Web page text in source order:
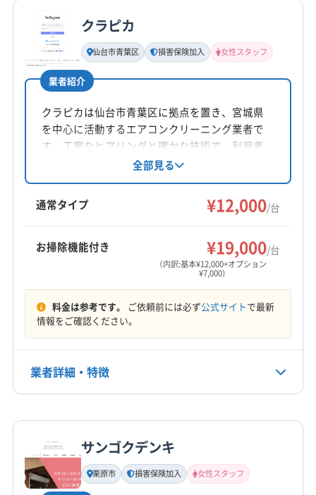
クラピカ
仙台市青葉区 損害保険加入 女性スタッフ
業者紹介
クラピカは仙台市青葉区に拠点を置き、宮城県
を中心に活動するエアコンクリーニング業者で
す。丁寧なヒアリングと確かな技術で、利用者
の生活環境を快適にすることを目指していま
す。2台目以降の割引や抗菌コート、女性スタッ
フ同行可能など、サービスも充実しています。
全部見る
通常タイプ ¥12,000/台
お掃除機能付き ¥19,000/台
（内訳:基本¥12,000+オプション
¥7,000）
料金は参考です。 ご依頼前には必ず公式サイトで最新
情報をご確認ください。
業者詳細・特徴
基本情報
代表者名
海山晃
サンゴクデンキ
栗原市 損害保険加入 女性スタッフ